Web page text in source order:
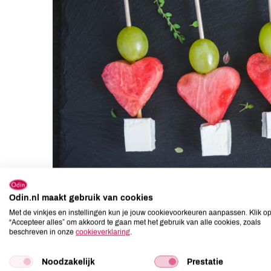
Odin.nl maakt gebruik van cookies
Met de vinkjes en instellingen kun je jouw cookievoorkeuren aanpassen. Klik op
“Accepteer alles” om akkoord te gaan met het gebruik van alle cookies, zoals
beschreven in onze cookieverklaring.
Noodzakelijk Prestatie